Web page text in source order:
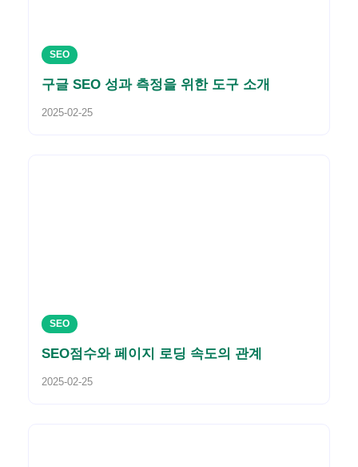
SEO
구글 SEO 성과 측정을 위한 도구 소개
2025-02-25
SEO
SEO점수와 페이지 로딩 속도의 관계
2025-02-25